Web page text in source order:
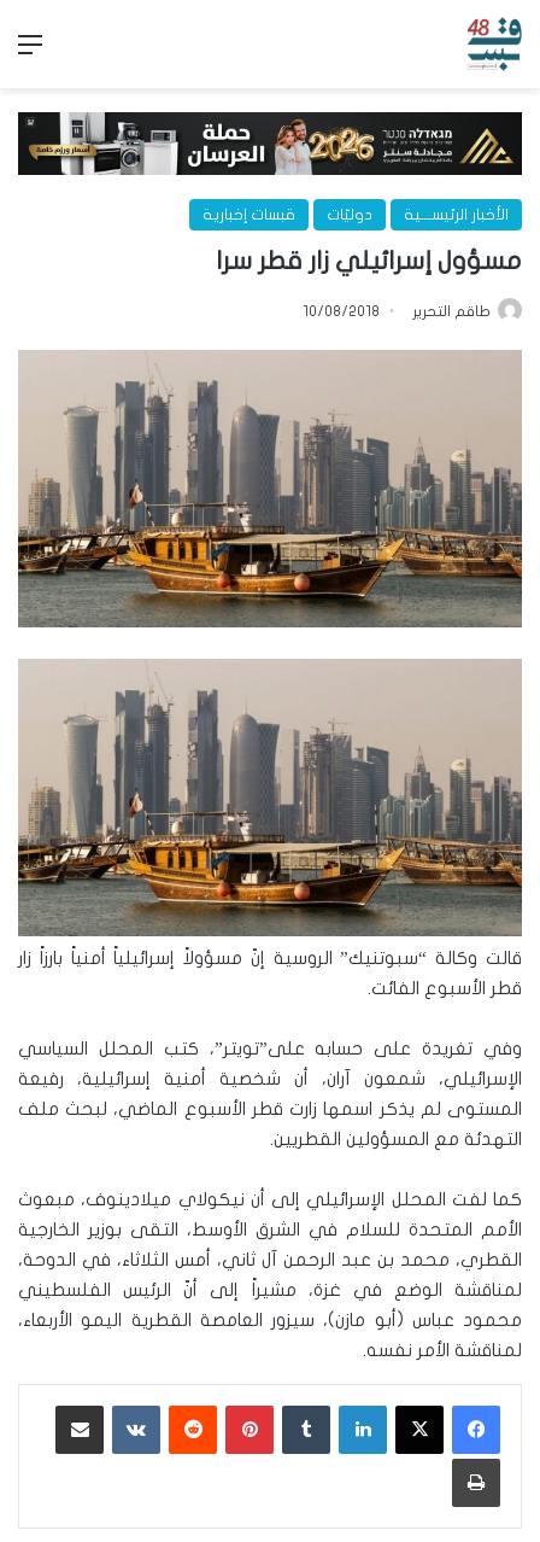
الأخبار الرئيســـية دوليّات قبسات إخبارية
مسؤول إسرائيلي زار قطر سرا
طاقم التحرير 10/08/2018
قالت وكالة “سبوتنيك” الروسية إنّ مسؤولاً إسرائيلياً أمنياً بارزاً زار
قطر الأسبوع الفائت.
وفي تغريدة على حسابه على”تويتر”، كتب المحلل السياسي
الإسرائيلي، شمعون آران، أن شخصية أمنية إسرائيلية، رفيعة
المستوى لم يذكر اسمها زارت قطر الأسبوع الماضي، لبحث ملف
التهدئة مع المسؤولين القطريين.
كما لفت المحلل الإسرائيلي إلى أن نيكولاي ميلادينوف، مبعوث
الأمم المتحدة للسلام في الشرق الأوسط، التقى بوزير الخارجية
القطري، محمد بن عبد الرحمن آل ثاني، أمس الثلاثاء، في الدوحة،
لمناقشة الوضع في غزة، مشيراً إلى أنّ الرئيس الفلسطيني
محمود عباس (أبو مازن)، سيزور العامصة القطرية اليمو الأربعاء،
لمناقشة الأمر نفسه.
لينكدإن بينتيريست ‏VKontakte
طباعة